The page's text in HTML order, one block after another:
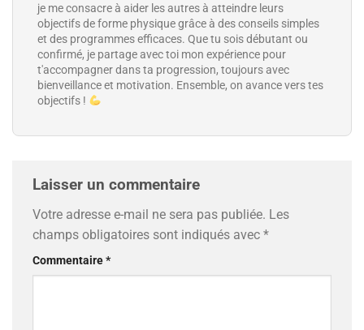
je me consacre à aider les autres à atteindre leurs
objectifs de forme physique grâce à des conseils simples
et des programmes efficaces. Que tu sois débutant ou
confirmé, je partage avec toi mon expérience pour
t'accompagner dans ta progression, toujours avec
bienveillance et motivation. Ensemble, on avance vers tes
objectifs !
Laisser un commentaire
Votre adresse e-mail ne sera pas publiée. Les
champs obligatoires sont indiqués avec *
Commentaire*